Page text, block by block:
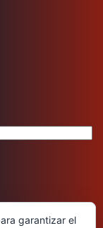
garantizar el